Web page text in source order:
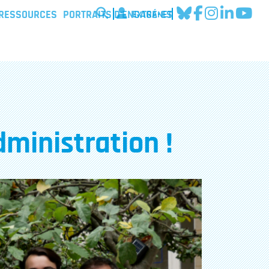
PORTRAITS D'ENGAGÉ·ES
EXTRANET
!